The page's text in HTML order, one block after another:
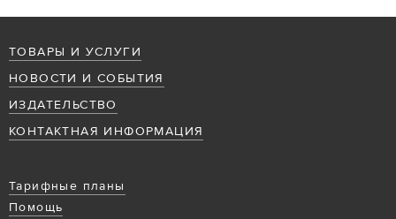
ТОВАРЫ И УСЛУГИ
НОВОСТИ И СОБЫТИЯ
ИЗДАТЕЛЬСТВО
КОНТАКТНАЯ ИНФОРМАЦИЯ
Тарифные планы
Помощь